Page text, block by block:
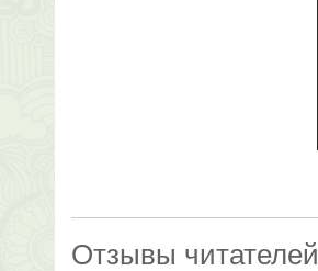
Отзывы читателей